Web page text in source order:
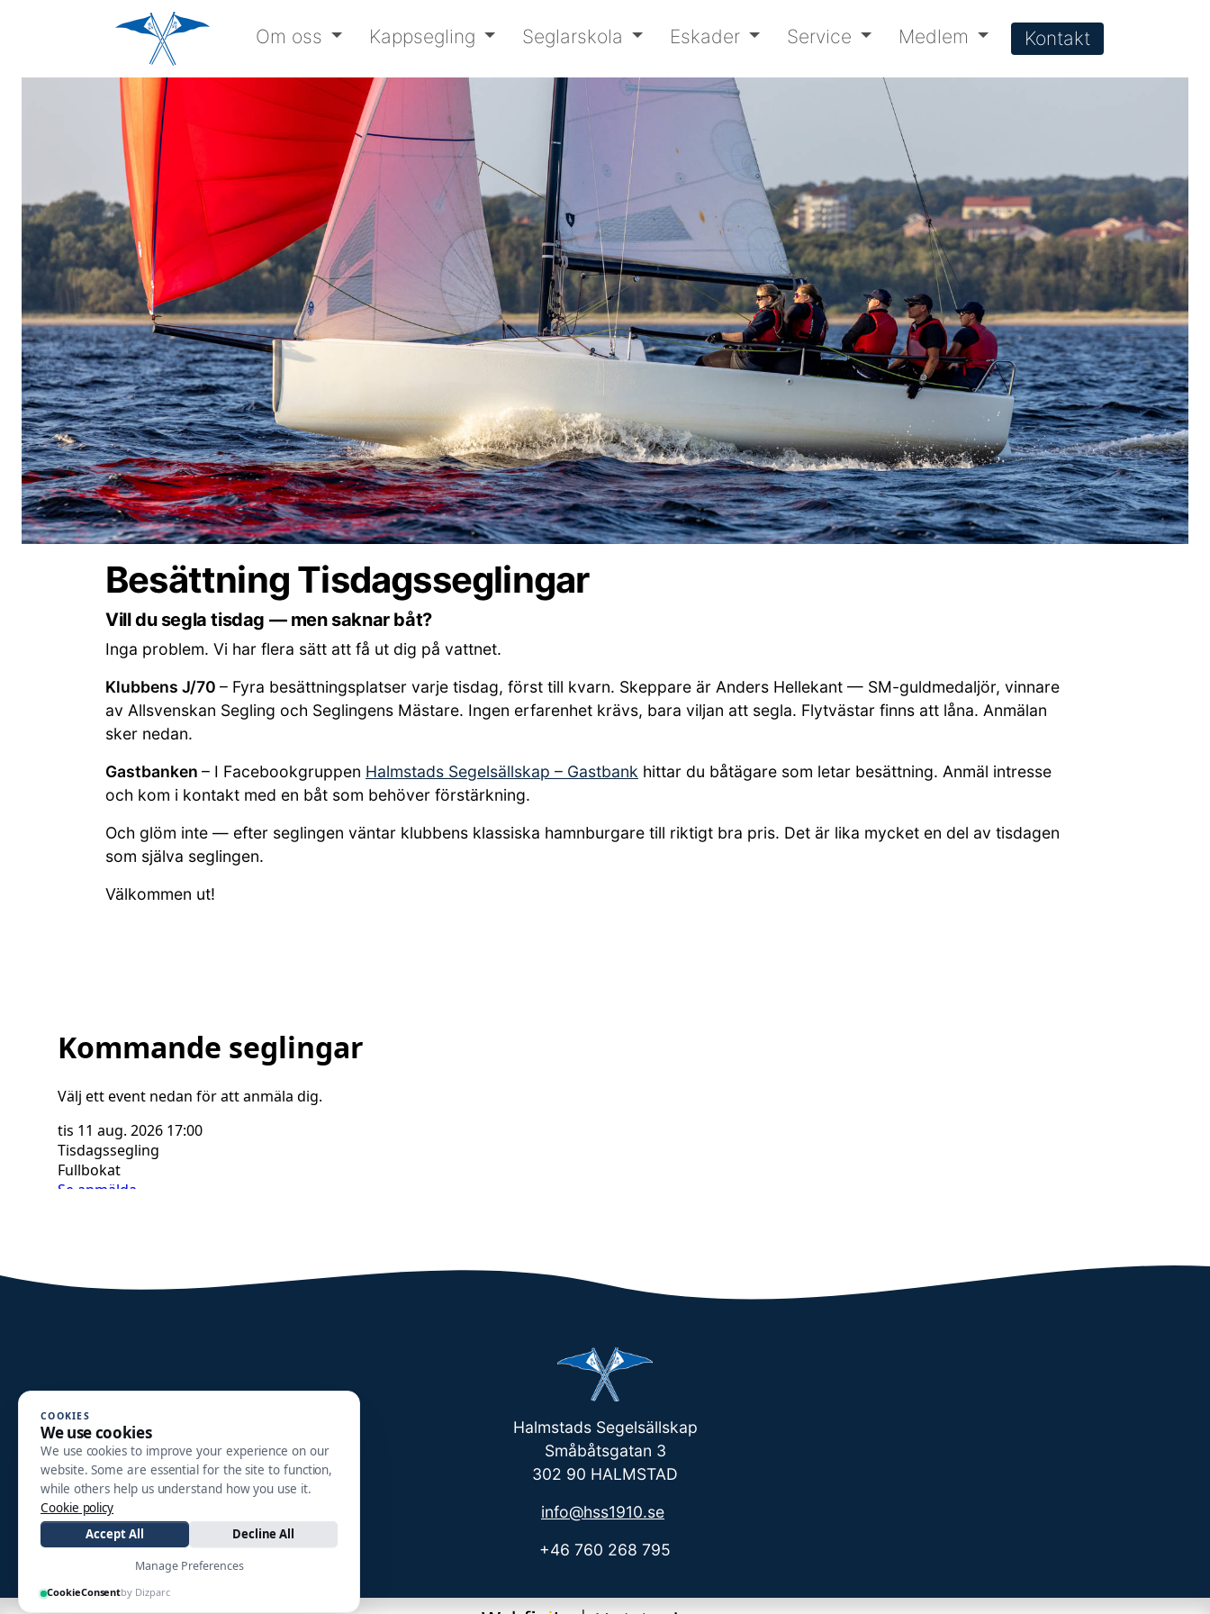
Om oss Kappsegling Seglarskola Eskader Service Medlem Kontakt
Besättning Tisdagsseglingar
Vill du segla tisdag — men saknar båt?
Inga problem. Vi har flera sätt att få ut dig på vattnet.
Klubbens J/70 – Fyra besättningsplatser varje tisdag, först till kvarn. Skeppare är Anders Hellekant — SM-guldmedaljör, vinnare
av Allsvenskan Segling och Seglingens Mästare. Ingen erfarenhet krävs, bara viljan att segla. Flytvästar finns att låna. Anmälan
sker nedan.
Gastbanken – I Facebookgruppen Halmstads Segelsällskap – Gastbank hittar du båtägare som letar besättning. Anmäl intresse
och kom i kontakt med en båt som behöver förstärkning.
Och glöm inte — efter seglingen väntar klubbens klassiska hamnburgare till riktigt bra pris. Det är lika mycket en del av tisdagen
som själva seglingen.
Välkommen ut!
Halmstads Segelsällskap
Småbåtsgatan 3
302 90 HALMSTAD
info@hss1910.se
+46 760 268 795
COOKIES
We use cookies
We use cookies to improve your experience on our
website. Some are essential for the site to function,
while others help us understand how you use it.
Cookie policy
Accept All
Decline All
Manage Preferences
CookieConsentby Dizparc